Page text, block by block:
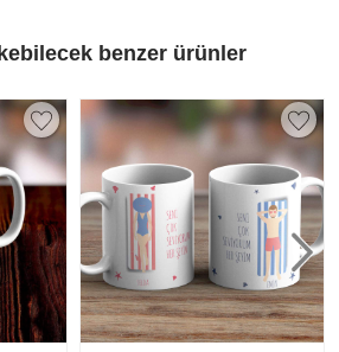
benzer ürünler